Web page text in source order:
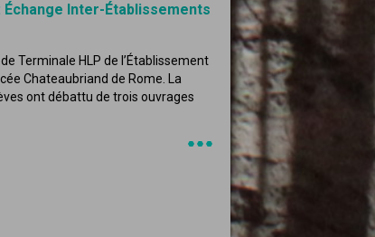
Échange Inter-Établissements
Terminale HLP de l’Établissement
Chateaubriand de Rome. La
ont débattu de trois ouvrages